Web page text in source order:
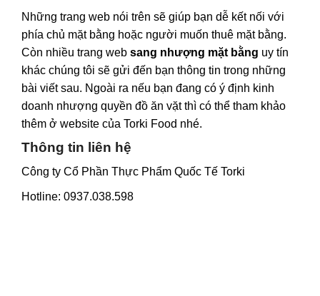
Những trang web nói trên sẽ giúp bạn dễ kết nối với
phía chủ mặt bằng hoặc người muốn thuê mặt bằng.
Còn nhiều trang web sang nhượng mặt bằng uy tín
khác chúng tôi sẽ gửi đến bạn thông tin trong những
bài viết sau. Ngoài ra nếu bạn đang có ý định kinh
doanh nhượng quyền đồ ăn vặt thì có thể tham khảo
thêm ở website của Torki Food nhé.
Thông tin liên hệ
Công ty Cổ Phần Thực Phẩm Quốc Tế Torki
Hotline: 0937.038.598